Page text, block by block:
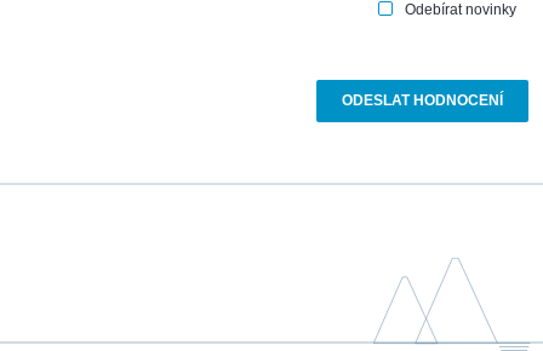
Odebírat novinky